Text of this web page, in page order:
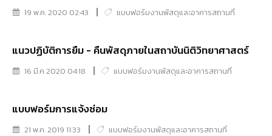
19 พ.ค. 2020 02:43 แบบฟอร์มงานพัสดุและอาคารสถานที่
แนวปฏิบัติการยืม - คืนพัสดุภายในสถาบันนิติวิทยาศาสตร์
16 มี.ค 2020 04:18 แบบฟอร์มงานพัสดุและอาคารสถานที่
แบบฟอร์มการแจ้งซ่อม
21 พ.ค. 2019 11:33 แบบฟอร์มงานพัสดุและอาคารสถานที่